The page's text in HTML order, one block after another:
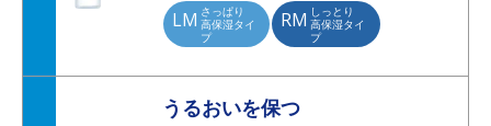
LM さっぱり
高保湿タイ
プ
RM しっとり
高保湿タイ
プ
うるおいを保つ